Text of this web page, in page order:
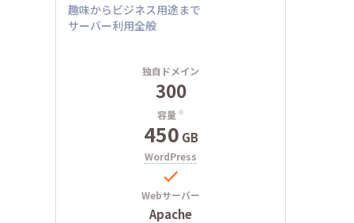
趣味からビジネス用途まで
サーバー利用全般
独自ドメイン
300
容量 ※
450 GB
WordPress

Webサーバー
Apache